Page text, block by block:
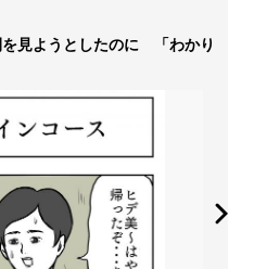
見ようとしたのに 「わかり